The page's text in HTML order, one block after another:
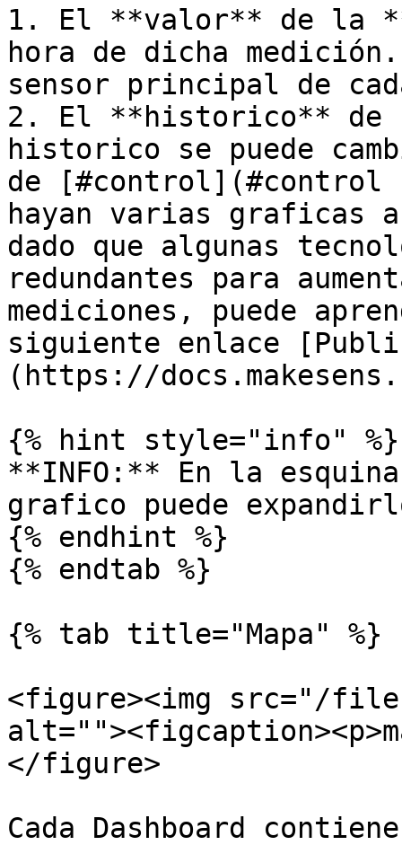
1. El **valor** de la
hora de dicha
sensor principal de
2. El **historico** de
historico se puede
de [#control](#control
hayan varias graficas
dado que algunas
redundantes para
mediciones, puede
siguiente enlace
(https://
{% hint style="info" %}
**INFO:** En la
grafico puede
{% endhint %}
{% endtab %}
{% tab title="Mapa" %}
<figure><img src="/files/
</figure>
Cada Dashboard